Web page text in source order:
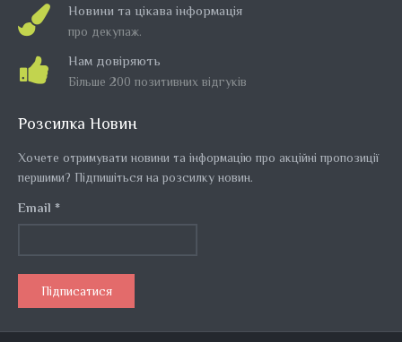
Новини та цікава інформація
про декупаж.
Нам довіряють
Більше 200 позитивних відгуків
Розсилка Новин
Хочете отримувати новини та інформацію про акційні пропозиції
першими? Підпишіться на розсилку новин.
Email *
Підписатися